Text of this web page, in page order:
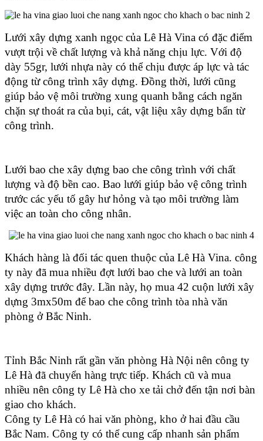
Lưới xây dựng xanh ngọc của Lê Hà Vina có đặc điểm
vượt trội về chất lượng và khả năng chịu lực. Với độ
dày 55gr, lưới nhựa này có thể chịu được áp lực và tác
động từ công trình xây dựng. Đồng thời, lưới cũng
giúp bảo vệ môi trường xung quanh bằng cách ngăn
chặn sự thoát ra của bụi, cát, vật liệu xây dựng bẩn từ
công trình.
Lưới bao che xây dựng bao che công trình với chất
lượng và độ bền cao. Bao lưới giúp bảo vệ công trình
trước các yếu tố gây hư hỏng và tạo môi trường làm
việc an toàn cho công nhân.
Khách hàng là đối tác quen thuộc của Lê Hà Vina. công
ty này đã mua nhiều đợt lưới bao che và lưới an toàn
xây dựng trước đây. Lần này, họ mua 42 cuộn lưới xây
dựng 3mx50m để bao che công trình tòa nhà văn
phòng ở Bắc Ninh.
Tỉnh Bắc Ninh rất gần văn phòng Hà Nội nên công ty
Lê Hà đã chuyển hàng trực tiếp. Khách cũ và mua
nhiều nên công ty Lê Hà cho xe tải chở đến tận nơi bàn
giao cho khách.
Công ty Lê Hà có hai văn phòng, kho ở hai đầu cầu
Bắc Nam. Công ty có thể cung cấp nhanh sản phẩm